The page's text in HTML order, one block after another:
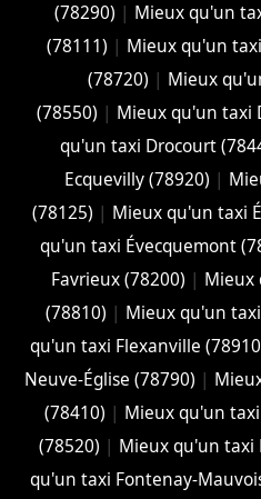
(78290) | Mieux qu'un
(78111) | Mieux qu'un
(78720) | Mieux
(78550) | Mieux qu'un taxi
qu'un taxi Drocourt
Ecquevilly (78920) |
(78125) | Mieux qu'un taxi
qu'un taxi Évecquemont
Favrieux (78200) | Mieux
(78810) | Mieux qu'un
qu'un taxi Flexanville
Neuve-Église (78790) |
(78410) | Mieux qu'un
(78520) | Mieux qu'un taxi
qu'un taxi Fontenay-